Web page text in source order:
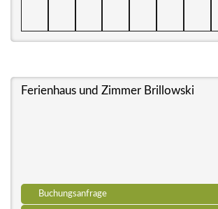
Ferienhaus und Zimmer Brillowski
Buchungsanfrage